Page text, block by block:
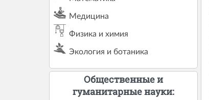
Медицина
Физика и химия
Экология и ботаника
Общественные и
гуманитарные науки: